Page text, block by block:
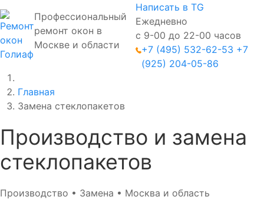
Профессиональный
ремонт окон в
Москве и области
Написать в TG
Ежедневно
с 9-00 до 22-00 часов
+7 (495) 532-62-53 +7
(925) 204-05-86
Главная
Замена стеклопакетов
Производство и замена
стеклопакетов
Производство • Замена • Москва и область